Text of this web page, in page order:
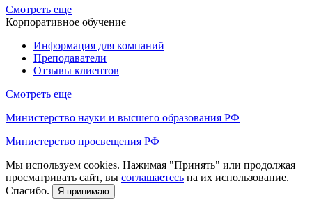
Смотреть еще
Корпоративное обучение
Информация для компаний
Преподаватели
Отзывы клиентов
Смотреть еще
Министерство науки и высшего образования РФ
Министерство просвещения РФ
Мы используем cookies. Нажимая "Принять" или продолжая
просматривать сайт, вы соглашаетесь на их использование.
Спасибо.
Я принимаю